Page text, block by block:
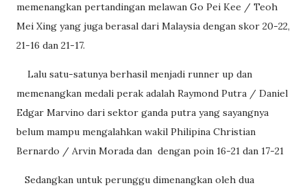
memenangkan pertandingan melawan Go Pei Kee / Teoh
Mei Xing yang juga berasal dari Malaysia dengan skor 20-22,
21-16 dan 21-17.
Lalu satu-satunya berhasil menjadi runner up dan
memenangkan medali perak adalah Raymond Putra / Daniel
Edgar Marvino dari sektor ganda putra yang sayangnya
belum mampu mengalahkan wakil Philipina Christian
Bernardo / Arvin Morada dan dengan poin 16-21 dan 17-21
Sedangkan untuk perunggu dimenangkan oleh dua